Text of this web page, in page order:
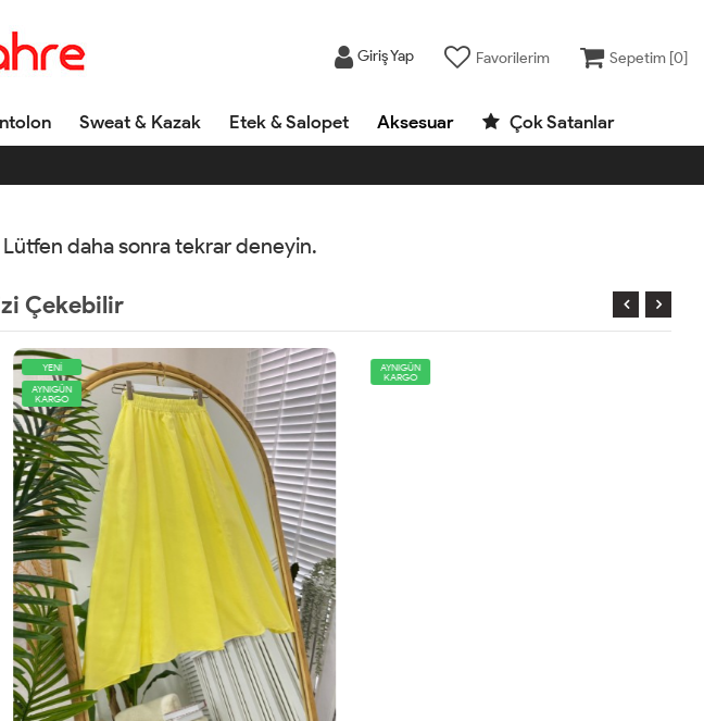
Giriş Yap Favorilerim Sepetim [0]
Sweat & Kazak Etek & Salopet Aksesuar Çok Satanlar
Lütfen daha sonra tekrar deneyin.
Çekebilir
YENİ
AYNIGÜN
KARGO
AYNIGÜN
KARGO